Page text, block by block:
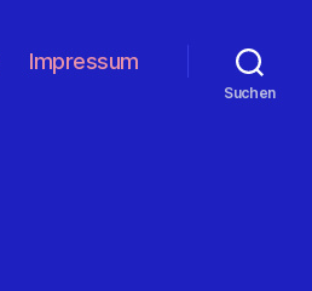
Impressum
Suchen